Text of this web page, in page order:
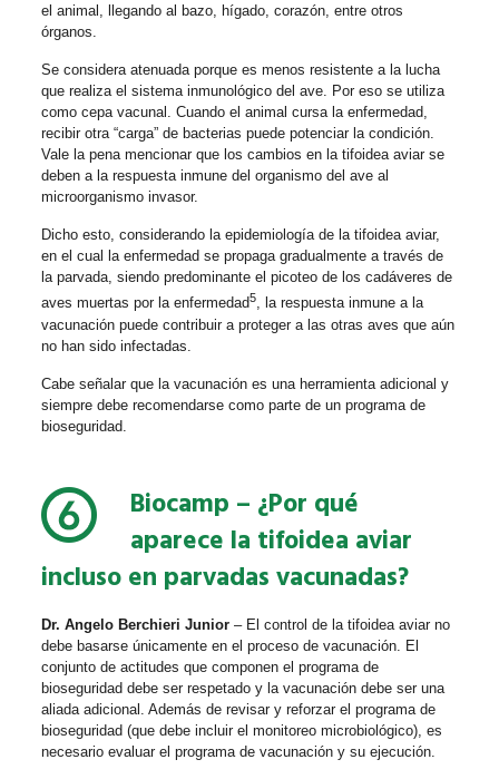
el animal, llegando al bazo, hígado, corazón, entre otros
órganos.
Se considera atenuada porque es menos resistente a la lucha
que realiza el sistema inmunológico del ave. Por eso se utiliza
como cepa vacunal. Cuando el animal cursa la enfermedad,
recibir otra “carga” de bacterias puede potenciar la condición.
Vale la pena mencionar que los cambios en la tifoidea aviar se
deben a la respuesta inmune del organismo del ave al
microorganismo invasor.
Dicho esto, considerando la epidemiología de la tifoidea aviar,
en el cual la enfermedad se propaga gradualmente a través de
la parvada, siendo predominante el picoteo de los cadáveres de
aves muertas por la enfermedad5, la respuesta inmune a la
vacunación puede contribuir a proteger a las otras aves que aún
no han sido infectadas.
Cabe señalar que la vacunación es una herramienta adicional y
siempre debe recomendarse como parte de un programa de
bioseguridad.
Biocamp – ¿Por qué
aparece la tifoidea aviar
incluso en parvadas vacunadas?
Dr. Angelo Berchieri Junior– El control de la tifoidea aviar no
debe basarse únicamente en el proceso de vacunación. El
conjunto de actitudes que componen el programa de
bioseguridad debe ser respetado y la vacunación debe ser una
aliada adicional. Además de revisar y reforzar el programa de
bioseguridad (que debe incluir el monitoreo microbiológico), es
necesario evaluar el programa de vacunación y su ejecución.